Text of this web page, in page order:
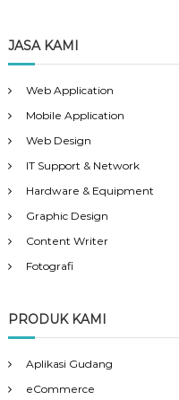
JASA KAMI
Web Application
Mobile Application
Web Design
IT Support & Network
Hardware & Equipment
Graphic Design
Content Writer
Fotografi
PRODUK KAMI
Aplikasi Gudang
eCommerce